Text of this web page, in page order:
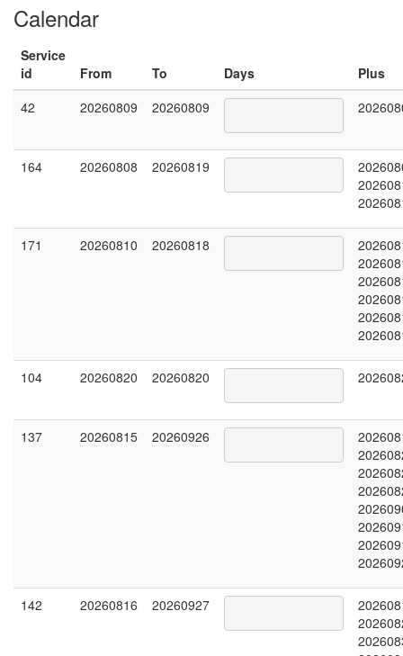
Calendar
Service
id
From To Days
Plus
42
20260809 20260809
164 20260808 20260819
171 20260810 20260818
104 20260820 20260820
137 20260815 20260926
142 20260816 20260927